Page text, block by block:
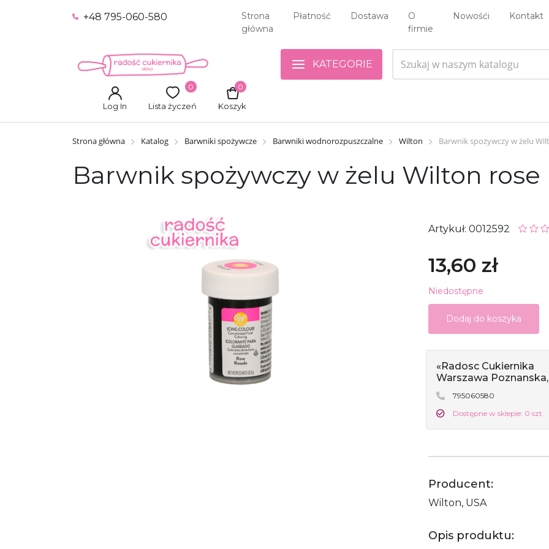
+48 795-060-580
Strona
główna
Płatność Dostawa
O
firmie
Nowośći Kontakt
Log In Lista życzeń
0
Koszyk
0
KATEGORIE
Strona główna Katalog Barwniki spożywcze Barwniki wodnorozpuszczalne Wilton Barwnik spożywczy w żelu
Barwnik spożywczy w żelu Wilton rose
Artykuł: 0012592
13,60 zł
Niedostępne
Dodaj do koszyka
«Radosc Cukiernika
Warszawa
795060580
Dostępne w sklepie: 0 szt.
Producent:
Wilton, USA
Opis produktu: